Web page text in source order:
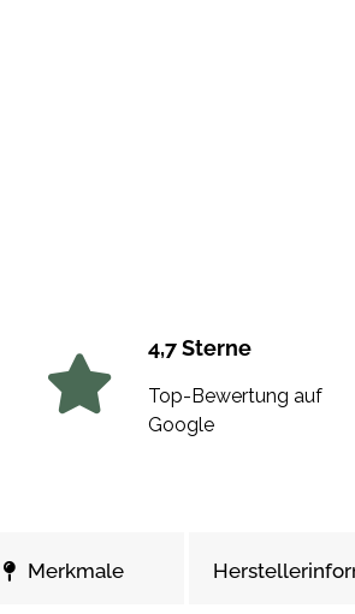
4,7 Sterne
Top-Bewertung auf
Google
Merkmale